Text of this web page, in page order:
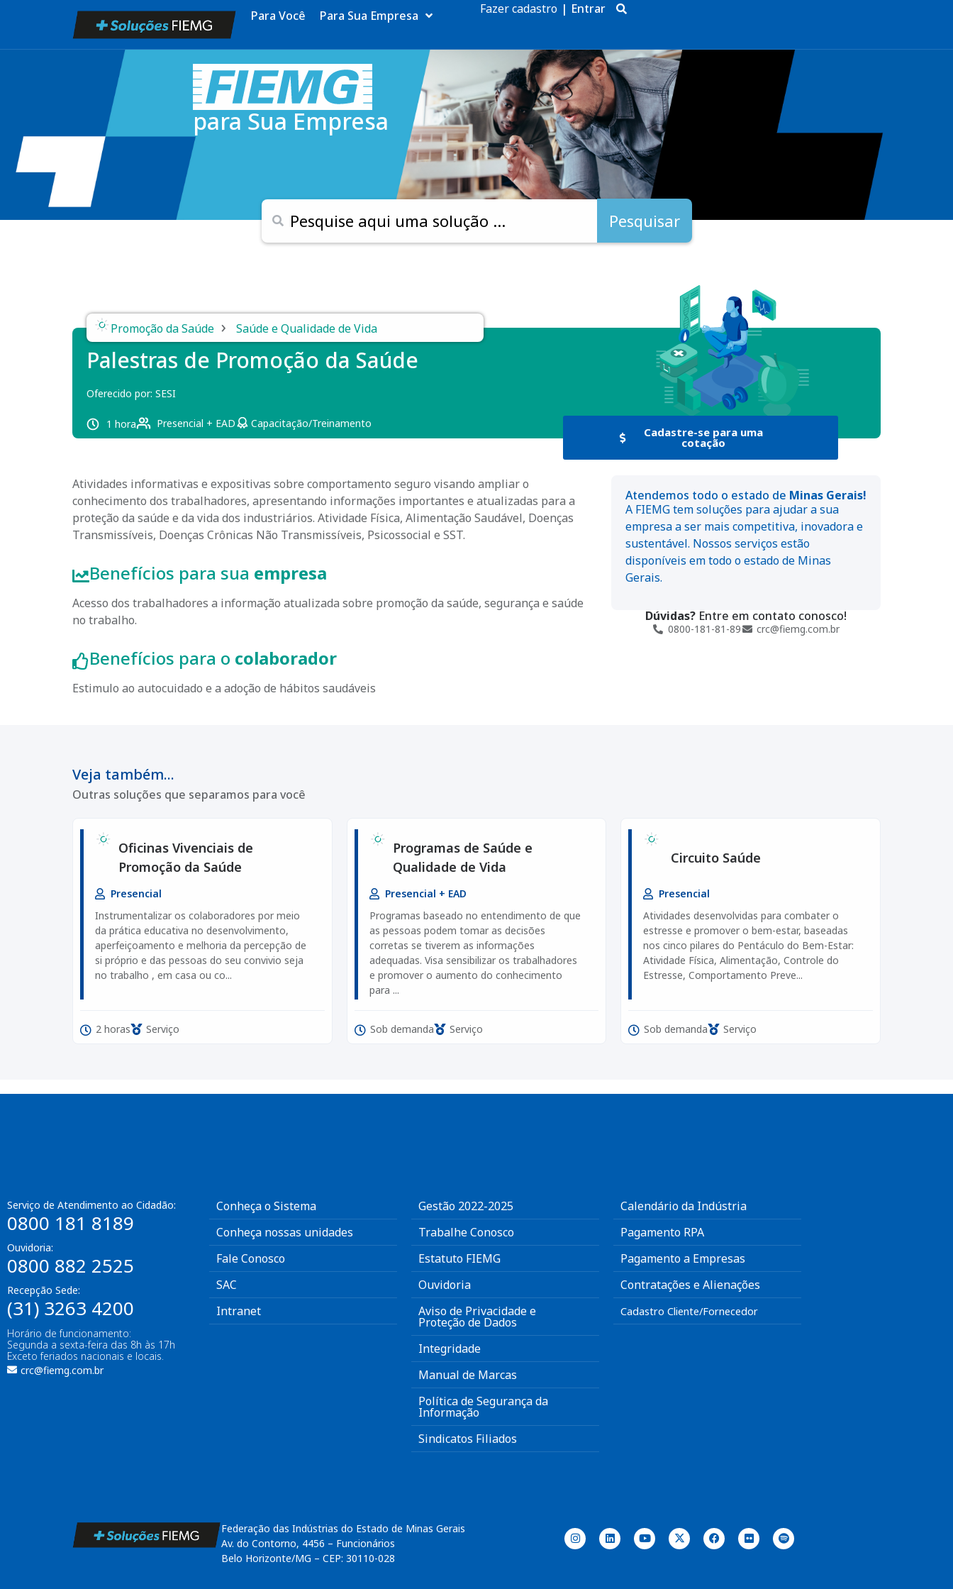
Para Você Para Sua Empresa Fazer cadastro | Entrar
para Sua Empresa
Pesquisar
Promoção da Saúde › Saúde e Qualidade de Vida
Palestras de Promoção da Saúde
Oferecido por: SESI
1 hora Presencial + EAD Capacitação/Treinamento
Cadastre-se para uma
cotação
Atividades informativas e expositivas sobre comportamento seguro visando ampliar o
conhecimento dos trabalhadores, apresentando informações importantes e atualizadas para a
proteção da saúde e da vida dos industriários. Atividade Física, Alimentação Saudável, Doenças
Transmissíveis, Doenças Crônicas Não Transmissíveis, Psicossocial e SST.
Benefícios para sua empresa
Acesso dos trabalhadores a informação atualizada sobre promoção da saúde, segurança e saúde
no trabalho.
Benefícios para o colaborador
Estimulo ao autocuidado e a adoção de hábitos saudáveis
Atendemos todo o estado de Minas Gerais!
A FIEMG tem soluções para ajudar a sua
empresa a ser mais competitiva, inovadora e
sustentável. Nossos serviços estão
disponíveis em todo o estado de Minas
Gerais.
Dúvidas?Entre em contato conosco!
0800-181-81-89 crc@fiemg.com.br
Veja também...
Outras soluções que separamos para você
Oficinas Vivenciais de
Promoção da Saúde
Presencial
Instrumentalizar os colaboradores por meio
da prática educativa no desenvolvimento,
aperfeiçoamento e melhoria da percepção de
si próprio e das pessoas do seu convivio seja
no trabalho , em casa ou co...
2 horas Serviço
Programas de Saúde e
Qualidade de Vida
Presencial + EAD
Programas baseado no entendimento de que
as pessoas podem tomar as decisões
corretas se tiverem as informações
adequadas. Visa sensibilizar os trabalhadores
e promover o aumento do conhecimento
para ...
Sob demanda Serviço
Circuito Saúde
Presencial
Atividades desenvolvidas para combater o
estresse e promover o bem-estar, baseadas
nos cinco pilares do Pentáculo do Bem-Estar:
Atividade Física, Alimentação, Controle do
Estresse, Comportamento Preve...
Sob demanda Serviço
Serviço de Atendimento ao Cidadão:
0800 181 8189
Ouvidoria:
0800 882 2525
Recepção Sede:
(31) 3263 4200
Horário de funcionamento:
Segunda a sexta-feira das 8h às 17h
Exceto feriados nacionais e locais.
crc@fiemg.com.br
Conheça o Sistema
Conheça nossas unidades
Fale Conosco
SAC
Intranet
Gestão 2022-2025
Trabalhe Conosco
Estatuto FIEMG
Ouvidoria
Aviso de Privacidade e
Proteção de Dados
Integridade
Manual de Marcas
Política de Segurança da
Informação
Sindicatos Filiados
Calendário da Indústria
Pagamento RPA
Pagamento a Empresas
Contratações e Alienações
Cadastro Cliente/Fornecedor
Federação das Indústrias do Estado de Minas Gerais
Av. do Contorno, 4456 – Funcionários
Belo Horizonte/MG – CEP: 30110-028